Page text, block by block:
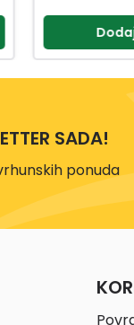
SADA!
ponuda